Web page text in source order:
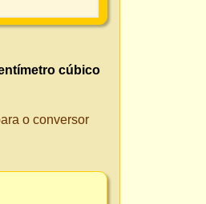
cúbico
o conversor